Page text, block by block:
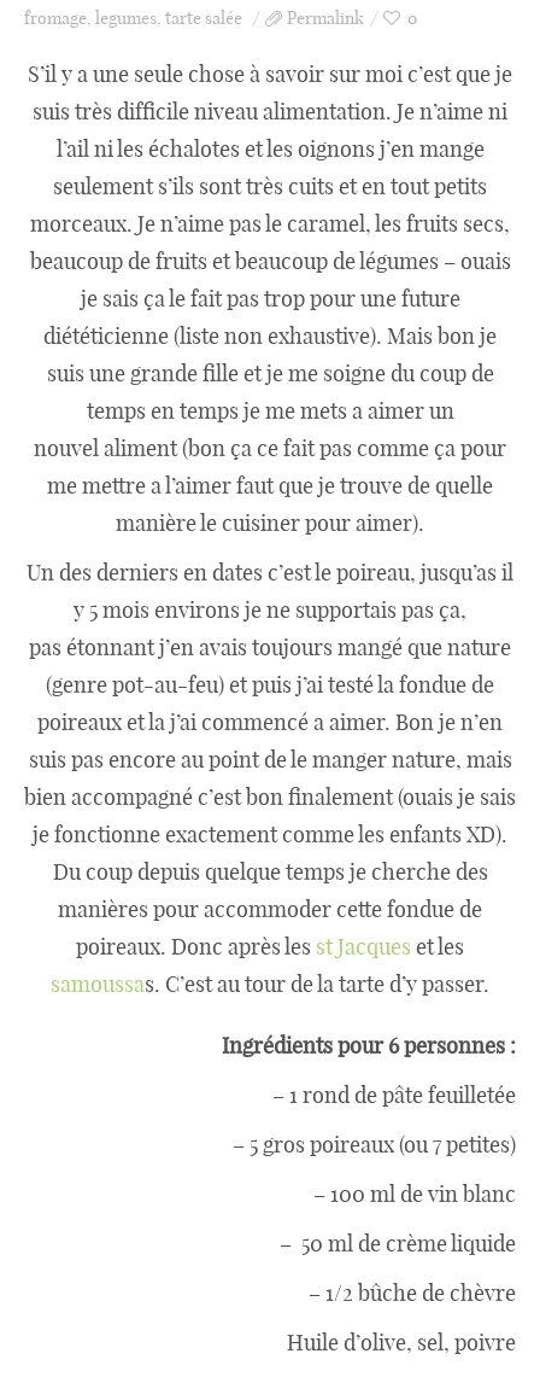
Catégories
Apéro
Entrée
plats
Dessert
Boisson chaudes
Les classiques
Mes amis en cuisine
Recettes Végétariennes
Resto
Tuto
Divers
Semaines Spéciales
cupcake
fromage, legumes, tarte salée Permalink 0
S’il y a une seule chose à savoir sur moi c’est que je
suis très difficile niveau alimentation. Je n’aime ni
l’ail ni les échalotes et les oignons j’en mange
seulement s’ils sont très cuits et en tout petits
morceaux. Je n’aime pas le caramel, les fruits secs,
beaucoup de fruits et beaucoup de légumes – ouais
je sais ça le fait pas trop pour une future
diététicienne (liste non exhaustive). Mais bon je
suis une grande fille et je me soigne du coup de
temps en temps je me mets a aimer un
nouvel aliment (bon ça ce fait pas comme ça pour
me mettre a l’aimer faut que je trouve de quelle
manière le cuisiner pour aimer).
Un des derniers en dates c’est le poireau, jusqu’as il
y 5 mois environs je ne supportais pas ça,
pas étonnant j’en avais toujours mangé que nature
(genre pot-au-feu) et puis j’ai testé la fondue de
poireaux et la j’ai commencé a aimer. Bon je n’en
suis pas encore au point de le manger nature, mais
bien accompagné c’est bon finalement (ouais je sais
je fonctionne exactement comme les enfants XD).
Du coup depuis quelque temps je cherche des
manières pour accommoder cette fondue de
poireaux. Donc après les st Jacques et les
samoussas. C’est au tour de la tarte d’y passer.
Ingrédients pour 6 personnes :
– 1 rond de pâte feuilletée
– 5 gros poireaux (ou 7 petites)
– 100 ml de vin blanc
– 50 ml de crème liquide
– 1/2 bûche de chèvre
Huile d’olive, sel, poivre